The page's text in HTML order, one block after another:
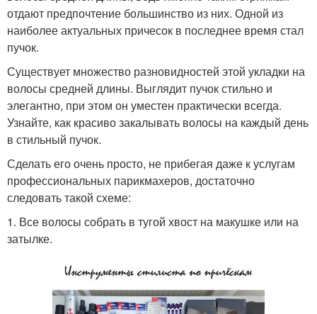
отдают предпочтение большинство из них. Одной из
наиболее актуальных причесок в последнее время стал
пучок.
Существует множество разновидностей этой укладки на
волосы средней длины. Выглядит пучок стильно и
элегантно, при этом он уместен практически всегда.
Узнайте, как красиво закалывать волосы на каждый день
в стильный пучок.
Сделать его очень просто, не прибегая даже к услугам
профессиональных парикмахеров, достаточно
следовать такой схеме:
1. Все волосы собрать в тугой хвост на макушке или на
затылке.